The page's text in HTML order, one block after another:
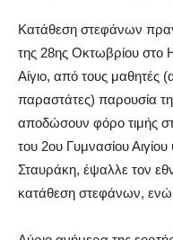
Κατάθεση στεφάνων
της 28ης Οκτωβρίου
Αίγιο, από τους μαθητές
παραστάτες) παρουσία
αποδώσουν φόρο τιμής
του 2ου Γυμνασίου
Σταυράκη, έψαλλε τον
κατάθεση στεφάνων, ενώ